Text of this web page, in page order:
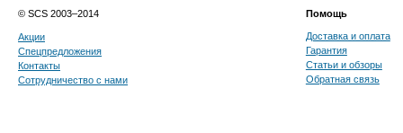
© SCS 2003–2014
Акции
Спецпредложения
Контакты
Сотрудничество с нами
Помощь
Доставка и оплата
Гарантия
Статьи и обзоры
Обратная связь